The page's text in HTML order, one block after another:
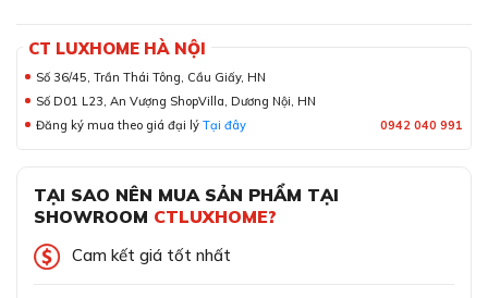
CT LUXHOME HÀ NỘI
Số 36/45, Trần Thái Tông, Cầu Giấy, HN
Số D01 L23, An Vượng ShopVilla, Dương Nội, HN
Đăng ký mua theo giá đại lý Tại đây 0942 040 991
TẠI SAO NÊN MUA SẢN PHẨM TẠI
SHOWROOM CTLUXHOME?
Cam kết giá tốt nhất